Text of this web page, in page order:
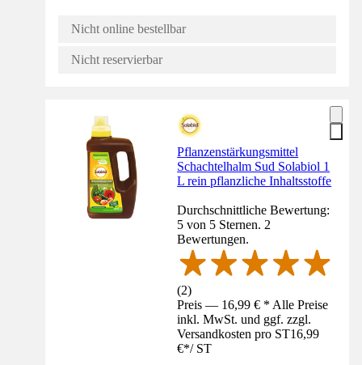
Nicht online bestellbar
Nicht reservierbar
Pflanzenstärkungsmittel
Schachtelhalm Sud Solabiol 1
L rein pflanzliche Inhaltsstoffe
Durchschnittliche Bewertung:
5 von 5 Sternen. 2
Bewertungen.
(2)
Preis — 16,99 € * Alle Preise
inkl. MwSt. und ggf. zzgl.
Versandkosten pro ST16,99
€*/ ST